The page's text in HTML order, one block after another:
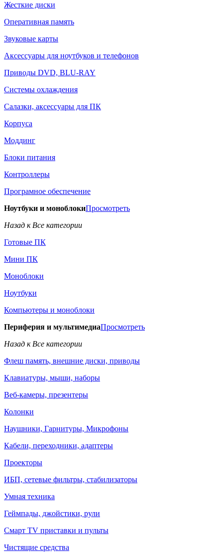
Жесткие диски
Оперативная память
Звуковые карты
Аксессуары для ноутбуков и телефонов
Приводы DVD, BLU-RAY
Системы охлаждения
Салазки, аксессуары для ПК
Корпуса
Моддинг
Блоки питания
Контроллеры
Програмное обеспечение
Ноутбуки и моноблокиПросмотреть
Назад к Все категории
Готовые ПК
Мини ПК
Моноблоки
Ноутбуки
Компьютеры и моноблоки
Периферия и мультимедиаПросмотреть
Назад к Все категории
Флеш память, внешние диски, приводы
Клавиатуры, мыши, наборы
Веб-камеры, презентеры
Колонки
Наушники, Гарнитуры, Микрофоны
Кабели, переходники, адаптеры
Проекторы
ИБП, сетевые фильтры, стабилизаторы
Умная техника
Геймпады, джойстики, рули
Смарт TV приставки и пульты
Чистящие средства